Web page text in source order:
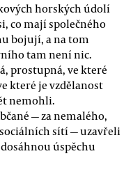
horských údolí
co mají společného
bojují, a na tom
tam není nic.
prostupná, ve které
které je vzdělanost
nemohli.
— za nemalého,
sítí — uzavřeli
úspěchu